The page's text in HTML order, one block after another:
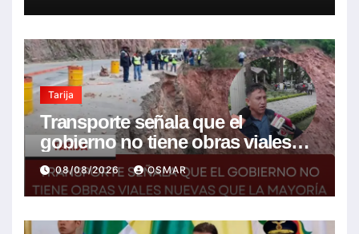
Tarija
Transporte señala que el
gobierno no tiene obras viales
nuevas que la mayoría son de la
anterior gestión
08/08/2026 OSMAR